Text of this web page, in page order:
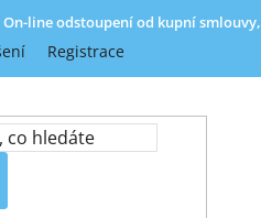
On-line odstoupení od kupní
Registrace